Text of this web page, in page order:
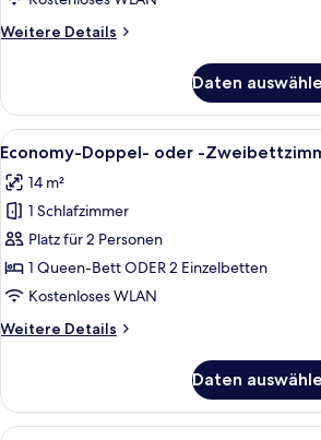
anzeigen
Weitere Details
Weitere
Doppel-
oder
-
Zweibettzimmer
Daten
Alle
Fotos
für
Economy-
Doppel-
oder
-
anzeigen
Ein
3
Economy-Doppel- oder -
14 m²
1 Schlafzimmer
Platz für 2 Personen
1 Queen-Bett ODER 2 Einzelbetten
Kostenloses WLAN
Weitere Details
Weitere
Doppel-
oder
Daten
Ein